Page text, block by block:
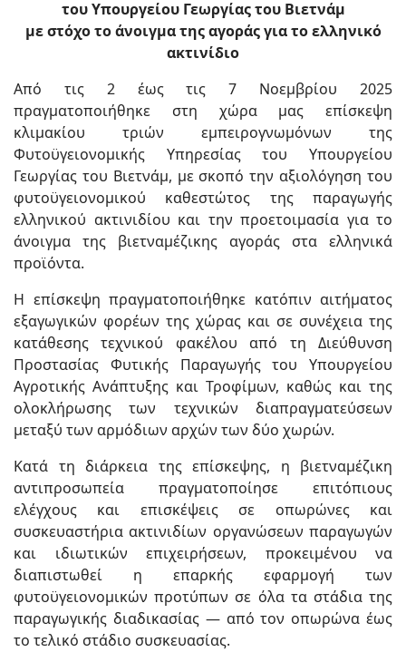
του Υπουργείου Γεωργίας του Βιετνάμ
με στόχο το άνοιγμα της αγοράς για το ελληνικό
ακτινίδιο
Από τις 2 έως τις 7 Νοεμβρίου 2025
πραγματοποιήθηκε στη χώρα μας επίσκεψη
κλιμακίου τριών εμπειρογνωμόνων της
Φυτοϋγειονομικής Υπηρεσίας του Υπουργείου
Γεωργίας του Βιετνάμ, με σκοπό την αξιολόγηση του
φυτοϋγειονομικού καθεστώτος της παραγωγής
ελληνικού ακτινιδίου και την προετοιμασία για το
άνοιγμα της βιετναμέζικης αγοράς στα ελληνικά
προϊόντα.
Η επίσκεψη πραγματοποιήθηκε κατόπιν αιτήματος
εξαγωγικών φορέων της χώρας και σε συνέχεια της
κατάθεσης τεχνικού φακέλου από τη Διεύθυνση
Προστασίας Φυτικής Παραγωγής του Υπουργείου
Αγροτικής Ανάπτυξης και Τροφίμων, καθώς και της
ολοκλήρωσης των τεχνικών διαπραγματεύσεων
μεταξύ των αρμόδιων αρχών των δύο χωρών.
Κατά τη διάρκεια της επίσκεψης, η βιετναμέζικη
αντιπροσωπεία πραγματοποίησε επιτόπιους
ελέγχους και επισκέψεις σε οπωρώνες και
συσκευαστήρια ακτινιδίων οργανώσεων παραγωγών
και ιδιωτικών επιχειρήσεων, προκειμένου να
διαπιστωθεί η επαρκής εφαρμογή των
φυτοϋγειονομικών προτύπων σε όλα τα στάδια της
παραγωγικής διαδικασίας — από τον οπωρώνα έως
το τελικό στάδιο συσκευασίας.